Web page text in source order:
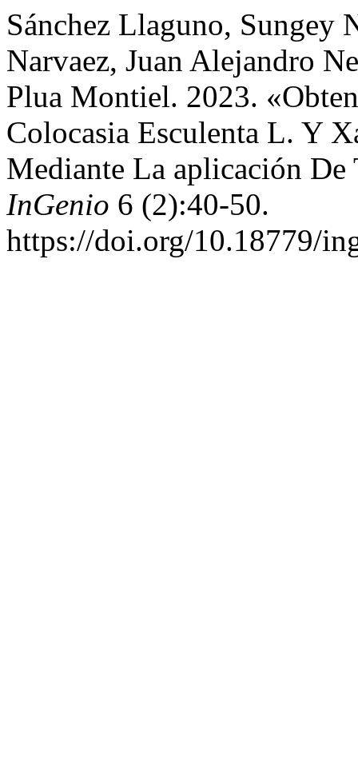
Sánchez Llaguno, Sungey
Narvaez, Juan Alejandro
Plua Montiel. 2023.
Colocasia Esculenta L. Y
Mediante La aplicación
InGenio 6 (2):40-50.
https://doi.org/10.18779/